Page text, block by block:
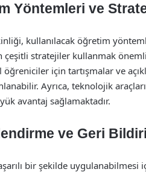
Yöntemleri ve
kullanılacak öğretim
çeşitli stratejiler kullanmak
öğreniciler için tartışmalar ve
Ayrıca, teknolojik
avantaj sağlamaktadır.
ve Geri
bir şekilde